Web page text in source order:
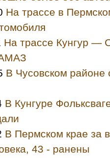
На трассе в
На трассе Кунгур —
В Чусовском районе
В Кунгуре
В Пермcком крае за
43 - ранены